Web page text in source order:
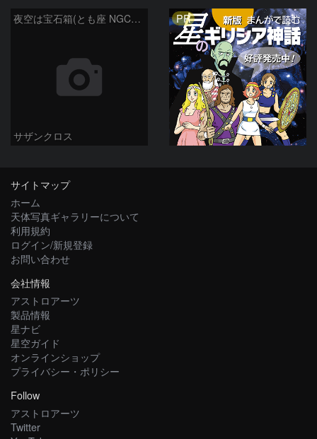
夜空は宝石箱(とも座 NGC2438) Seestar50
サザンクロス
PR
サイトマップ
ホーム
天体写真ギャラリーについて
利用規約
ログイン/新規登録
お問い合わせ
会社情報
アストロアーツ
製品情報
星ナビ
星空ガイド
オンラインショップ
プライバシー・ポリシー
Follow
アストロアーツ
Twitter